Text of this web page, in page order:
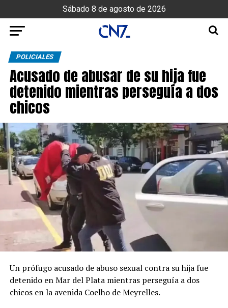
Sábado 8 de agosto de 2026
POLICIALES
Acusado de abusar de su hija fue
detenido mientras perseguía a dos
chicos
Un prófugo acusado de abuso sexual contra su hija fue
detenido en Mar del Plata mientras perseguía a dos
chicos en la avenida Coelho de Meyrelles.